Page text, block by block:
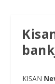
KISAN